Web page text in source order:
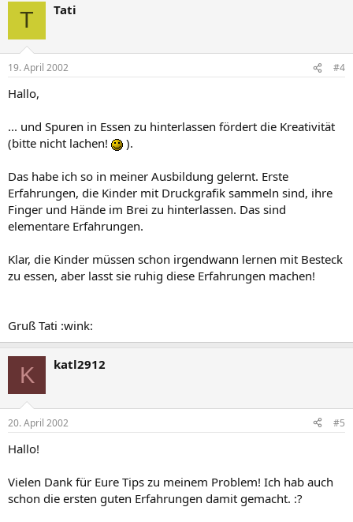
T Tati
19. April 2002 #4
Hallo,
... und Spuren in Essen zu hinterlassen fördert die Kreativität
(bitte nicht lachen!
).
Das habe ich so in meiner Ausbildung gelernt. Erste
Erfahrungen, die Kinder mit Druckgrafik sammeln sind, ihre
Finger und Hände im Brei zu hinterlassen. Das sind
elementare Erfahrungen.
Klar, die Kinder müssen schon irgendwann lernen mit Besteck
zu essen, aber lasst sie ruhig diese Erfahrungen machen!
Gruß Tati :wink:
K katl2912
20. April 2002 #5
Hallo!
Vielen Dank für Eure Tips zu meinem Problem! Ich hab auch
schon die ersten guten Erfahrungen damit gemacht. :?